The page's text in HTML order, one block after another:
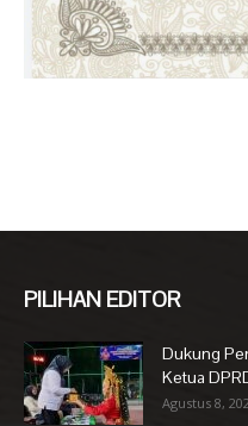
PILIHAN EDITOR
Dukung
Ketua
Agustus 8,